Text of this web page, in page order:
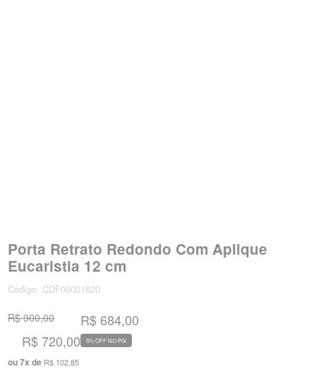
Porta Retrato Redondo Com Aplique
Eucaristia 12 cm
Código: CDF00001820
R$ 900,00
R$ 720,00
ou7x de R$ 102,85
R$ 684,00
5% OFF NO PIX